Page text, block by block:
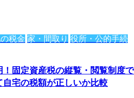
税金 家・間取り 役所・公的手続
！固定資産税の縦覧・閲覧制度で
宅の税額が正しいか比較